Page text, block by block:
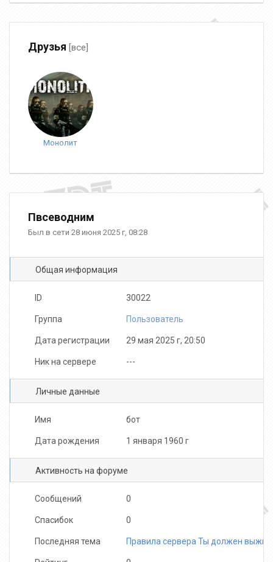
Друзья [все]
Монолит
Пвсеводним
Был в сети 28 июня 2025 г, 08:28
Общая информация
ID 30022
Группа Пользователь
Дата регистрации 29 мая 2025 г, 20:50
Ник на сервере ---
Личные данные
Имя бот
Дата рождения 1 января 1960 г
Активность на форуме
Сообщений 0
Спасибок 0
Последняя тема Правила сервера Ты должен